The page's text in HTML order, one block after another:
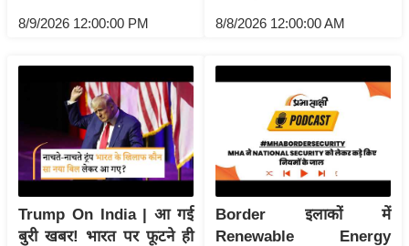
के
L
2
0
2
6
8/9/2026 12:00:00 PM 8/8/2026 12:00:00 AM
Trump On India | आ गई
बुरी खबर! भारत पर फूटने ही
Border इलाकों में
Renewable Energy